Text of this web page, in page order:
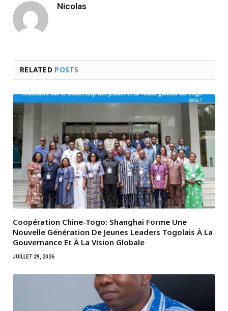
Nicolas
RELATED POSTS
Coopération Chine-Togo: Shanghai Forme Une
Nouvelle Génération De Jeunes Leaders Togolais À La
Gouvernance Et À La Vision Globale
JUILLET 29, 2026